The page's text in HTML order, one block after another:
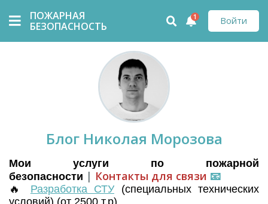
ПОЖАРНАЯ
БЕЗОПАСНОСТЬ
Войти
1
Блог Николая Морозова
Мои услуги по пожарной
безопасности | Контакты для связи 📧
🔥 Разработка СТУ (специальных технических
условий) (от 2500 т.р)